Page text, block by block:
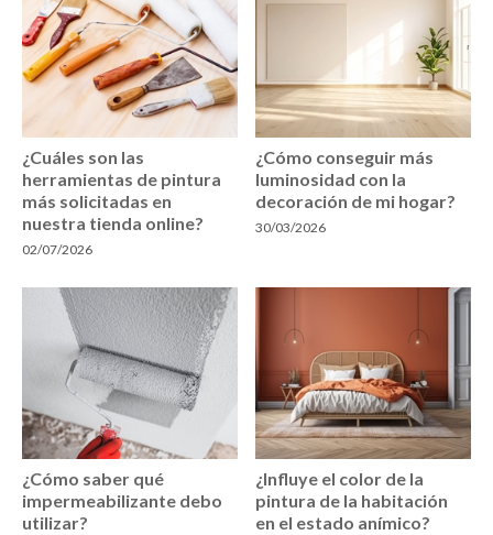
¿Cuáles son las
herramientas de pintura
más solicitadas en
nuestra tienda online?
02/07/2026
¿Cómo conseguir más
luminosidad con la
decoración de mi hogar?
30/03/2026
¿Cómo saber qué
impermeabilizante debo
utilizar?
¿Influye el color de la
pintura de la habitación
en el estado anímico?